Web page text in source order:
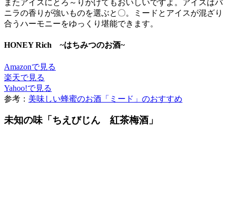
またアイスにとろ～りかけてもおいしいですよ。アイスはバ
ニラの香りが強いものを選ぶと〇。ミードとアイスが混ざり
合うハーモニーをゆっくり堪能できます。
HONEY Rich ~はちみつのお酒~
Amazonで見る
楽天で見る
Yahoo!で見る
参考： 美味しい蜂蜜のお酒「ミード」のおすすめ
未知の味「ちえびじん 紅茶梅酒」